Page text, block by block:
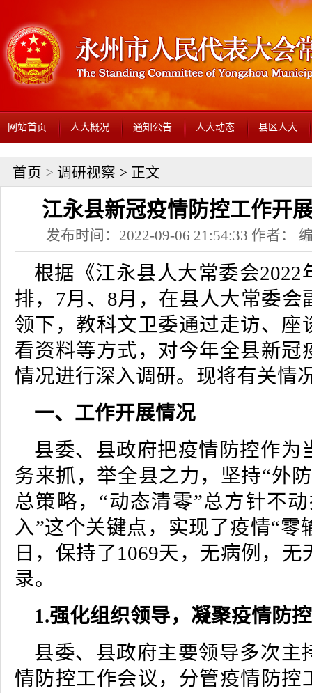
网站首页 人大概况 通知公告 人大动态 县区人大
首页 > 调研视察 > 正文
江永县新冠疫情防控工作开
发布时间：2022-09-06 21:54:33 作者：
根据《江永县人大常委会2022
排，7月、8月，在县人大常委会
领下，教科文卫委通过走访、座
看资料等方式，对今年全县新冠
情况进行深入调研。现将有关情
一、工作开展情况
县委、县政府把疫情防控作为
务来抓，举全县之力，坚持“外
总策略，“动态清零”总方针不
入”这个关键点，实现了疫情“零
日，保持了1069天，无病例，
录。
1.强化组织领导，凝聚疫情防
县委、县政府主要领导多次主
情防控工作会议，分管疫情防控